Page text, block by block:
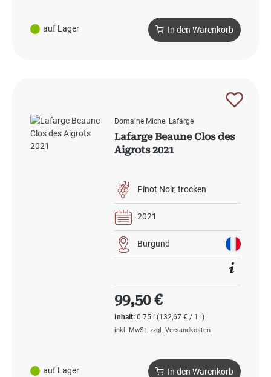
auf Lager In den Warenkorb
auf Lager
Domaine Michel Lafarge
Lafarge Beaune Clos des
Aigrots 2021
Pinot Noir trocken
2021
Burgund
Inhalt:0.75 l(132,67 € / 1 l)
Regulärer Preis:
99,50 €
inkl. MwSt. zzgl. Versandkosten
In den Warenkorb